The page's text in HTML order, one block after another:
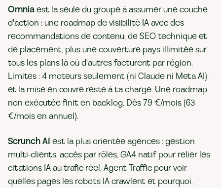
Omniaest la seule du groupe à assumer une couche
d'action : une roadmap de visibilité IA avec des
recommandations de contenu, de SEO technique et
de placement, plus une couverture pays illimitée sur
tous les plans là où d'autres facturent par région.
Limites : 4 moteurs seulement (ni Claude ni Meta AI),
et la mise en œuvre reste à ta charge. Une roadmap
non exécutée finit en backlog. Dès 79 €/mois (63
€/mois en annuel).
Scrunch AI est la plus orientée agences : gestion
multi-clients, accès par rôles, GA4 natif pour relier les
citations IA au trafic réel, Agent Traffic pour voir
quelles pages les robots IA crawlent et pourquoi,